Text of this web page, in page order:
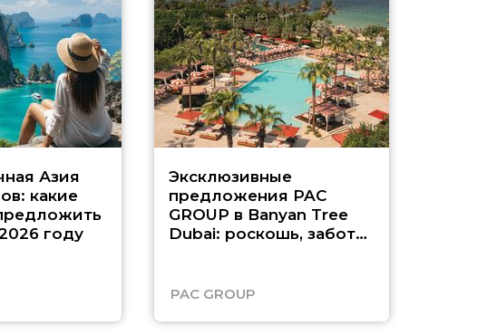
Азия
какие
году
Эксклюзивные
предложения PAC
GROUP в Banyan Tree
Dubai: роскошь, забота
PAC GROUP